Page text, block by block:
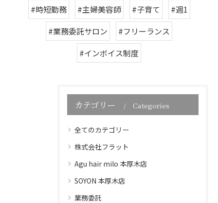
#時短勤務
#主婦美容師 #子育て
#週1
#業務委託サロン
#フリーランス
#インボイス制度
カテゴリー Categories
全てのカテゴリー
株式会社フラット
Agu hair milo 本厚木店
SOYON 本厚木店
業務委託